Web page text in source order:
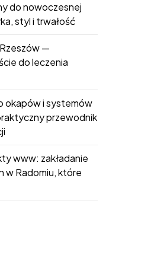
do nowoczesnej
styl i trwałość
—
do leczenia
okapów i systemów
przewodnik
www: zakładanie
Radomiu, które